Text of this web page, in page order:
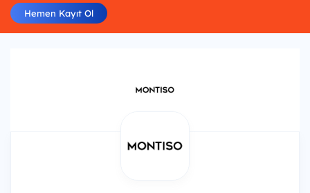
Hemen Kayıt Ol